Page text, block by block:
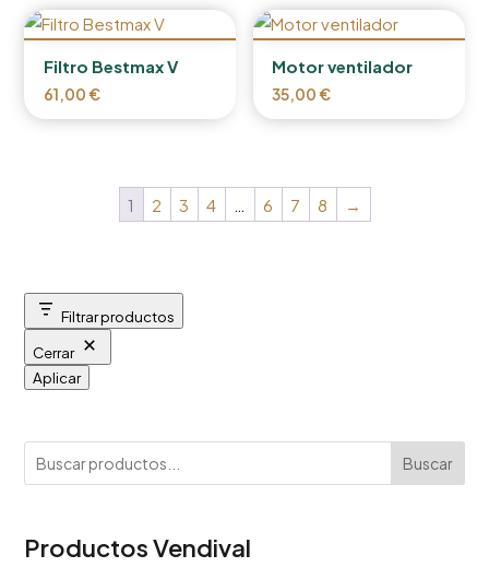
Filtro Bestmax V
61,00€
Motor ventilador
35,00€
1 2 3 4 6 7 8 →
Filtrar productos
Cerrar
Aplicar
Buscar
Productos Vendival